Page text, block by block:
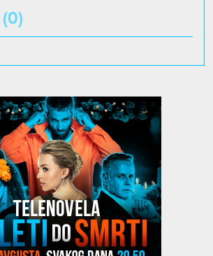
(0)